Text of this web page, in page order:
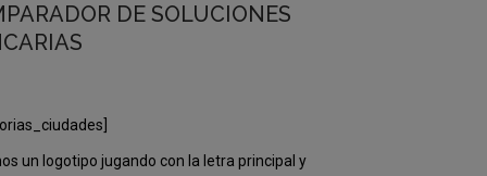
DE SOLUCIONES
un logotipo jugando con la letra principal y